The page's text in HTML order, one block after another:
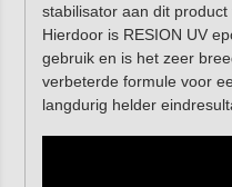
stabilisator aan dit
Hierdoor is RESION UV
gebruik en is het zeer
verbeterde formule voor
langdurig helder